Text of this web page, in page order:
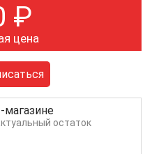
₽
цена
магазине
остаток